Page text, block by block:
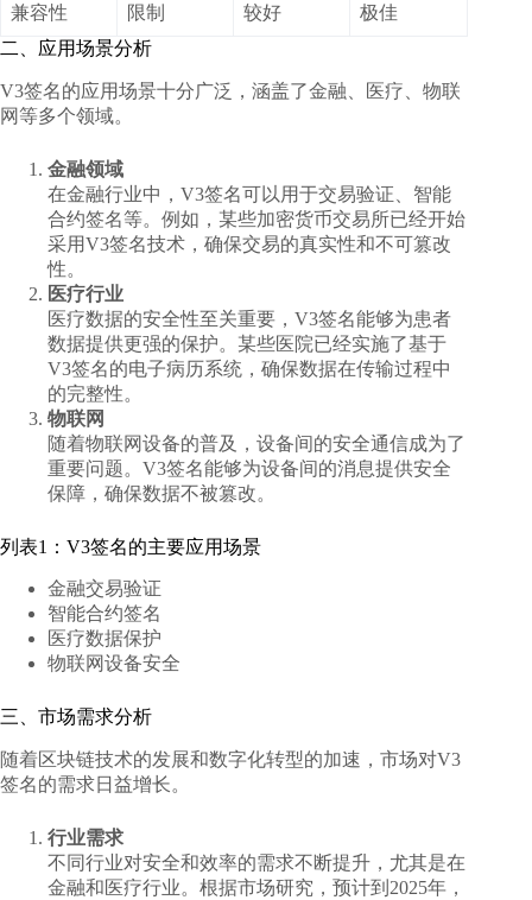
兼容性 限制 较好
极佳
二、应用场景分析
V3签名的应用场景十分广泛，涵盖了金融、医疗、物联
网等多个领域。
金融领域
在金融行业中，V3签名可以用于交易验证、智能
合约签名等。例如，某些加密货币交易所已经开始
采用V3签名技术，确保交易的真实性和不可篡改
性。
医疗行业
医疗数据的安全性至关重要，V3签名能够为患者
数据提供更强的保护。某些医院已经实施了基于
V3签名的电子病历系统，确保数据在传输过程中
的完整性。
物联网
随着物联网设备的普及，设备间的安全通信成为了
重要问题。V3签名能够为设备间的消息提供安全
保障，确保数据不被篡改。
列表1：V3签名的主要应用场景
金融交易验证
智能合约签名
医疗数据保护
物联网设备安全
三、市场需求分析
随着区块链技术的发展和数字化转型的加速，市场对V3
签名的需求日益增长。
行业需求
不同行业对安全和效率的需求不断提升，尤其是在
金融和医疗行业。根据市场研究，预计到2025年，